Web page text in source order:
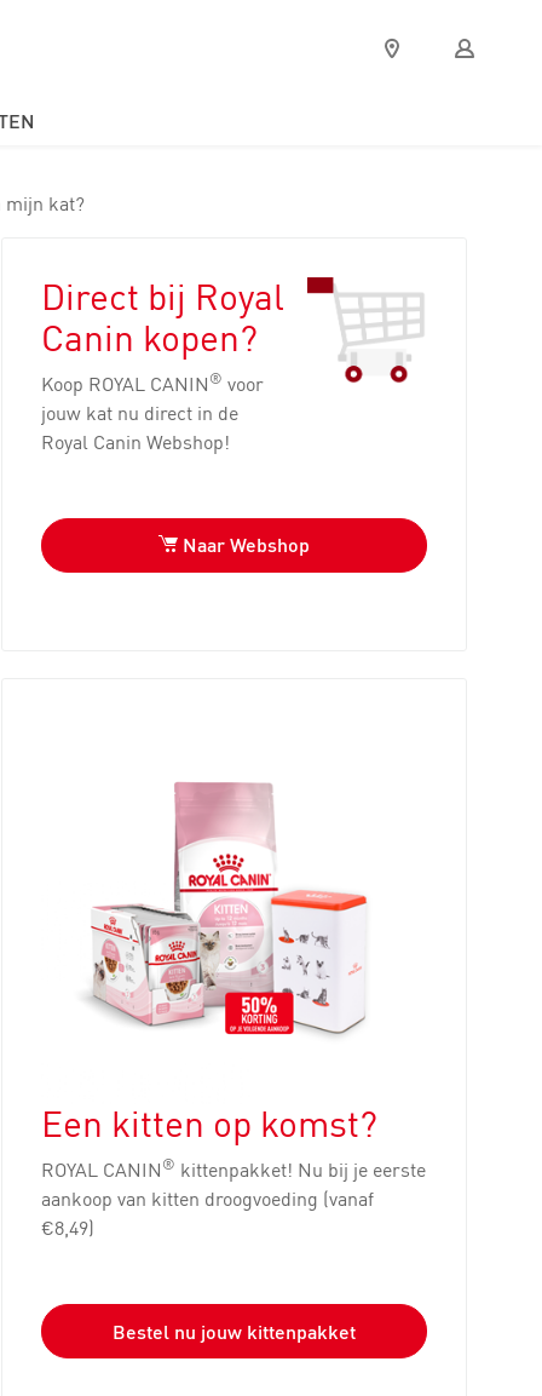
Verkooppunten
Mijn
Royal
mijn kat?
Direct bij Royal
Canin kopen?
Koop ROYAL CANIN® voor
jouw kat nu direct in de
Royal Canin Webshop!
Naar Webshop
Een kitten op komst?
ROYAL CANIN® kittenpakket! Nu bij je eerste
aankoop van kitten droogvoeding (vanaf
€8,49)
Bestel nu jouw kittenpakket